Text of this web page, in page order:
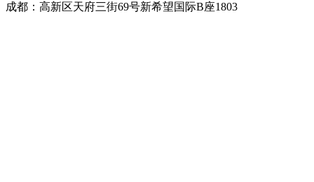
成都：高新区天府三街69号新希望国际B座1803